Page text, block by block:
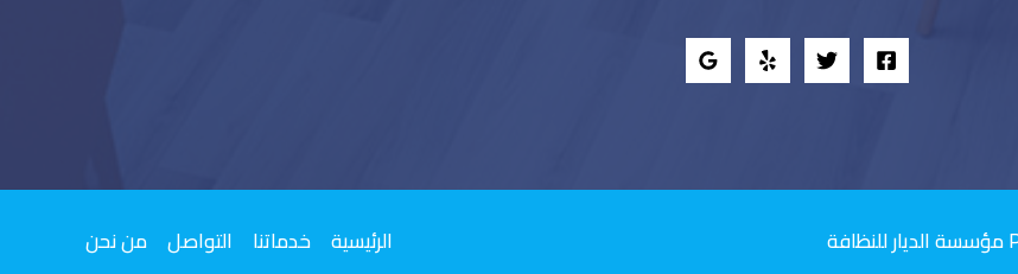
الرئيسية خدماتنا التواصل من نحن